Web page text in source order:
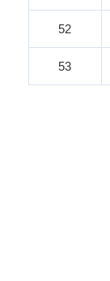
52
53